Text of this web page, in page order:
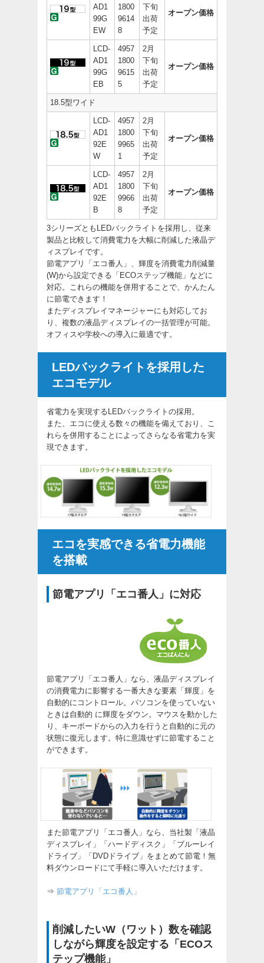
AD1
99G
EW
1800
9614
8
下旬
出荷
予定
オープン価格
LCD-
AD1
99G
EB
4957
1800
9615
5
2月
下旬
出荷
予定
オープン価格
18.5型ワイド
LCD-
AD1
92E
W
4957
1800
9965
1
2月
下旬
出荷
予定
オープン価格
LCD-
AD1
92E
B
4957
1800
9966
8
2月
下旬
出荷
予定
オープン価格
3シリーズともLEDバックライトを採用し、従来
製品と比較して消費電力を大幅に削減した液晶デ
ィスプレイです。
節電アプリ「エコ番人」、輝度を消費電力削減量
(W)から設定できる「ECOステップ機能」などに
対応。これらの機能を併用することで、かんたん
に節電できます！
またディスプレイマネージャーにも対応してお
り、複数の液晶ディスプレイの一括管理が可能。
オフィスや学校への導入に最適です。
LEDバックライトを採用した
エコモデル
省電力を実現するLEDバックライトの採用。
また、エコに使える数々の機能を備えており、こ
れらを併用することによってさらなる省電力を実
現できます。
エコを実感できる省電力機能
を搭載
節電アプリ「エコ番人」に対応
節電アプリ「エコ番人」なら、液晶ディスプレイ
の消費電力に影響する一番大きな要素「輝度」を
自動的にコントロール。パソコンを使っていない
ときは自動的 に輝度をダウン。マウスを動かした
り、キーボードからの入力を行うと自動的に元の
状態に復元します。特に意識せずに節電すること
ができます。
また節電アプリ「エコ番人」なら、当社製「液晶
ディスプレイ」「ハードディスク」「ブルーレイ
ドライブ」「DVDドライブ」をまとめて節電！無
料ダウンロードにて手軽に導入いただけます。
⇒ 節電アプリ「エコ番人」
削減したいW（ワット）数を確認
しながら輝度を設定する「ECOス
テップ機能」